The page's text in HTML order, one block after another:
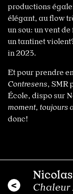
productions
élégant, au flow
un sou: un vent
un tantinet
in 2023.
Et pour prendre
Contresens, SMR
École, dispo sur
moment, toujours
donc!
Chaleur